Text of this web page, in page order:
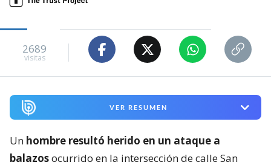
2689
visitas
VER RESUMEN
Un hombre resultó herido en un ataque a
balazosocurrido en la intersección de calle San